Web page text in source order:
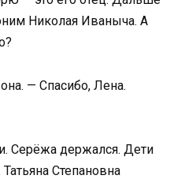
Николая Иваныча. А
— Спасибо, Лена.
Серёжа держался. Дети
Степановна